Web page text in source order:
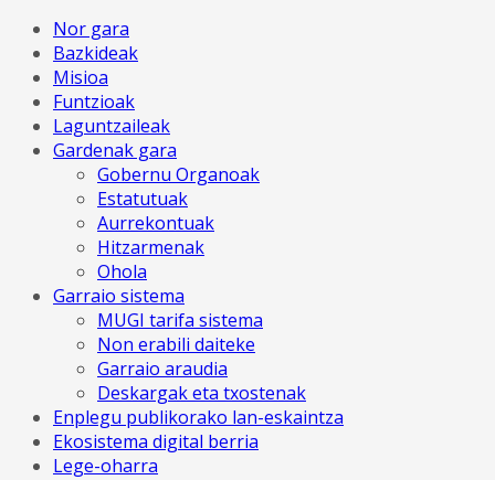
Nor gara
Bazkideak
Misioa
Funtzioak
Laguntzaileak
Gardenak gara
Gobernu Organoak
Estatutuak
Aurrekontuak
Hitzarmenak
Ohola
Garraio sistema
MUGI tarifa sistema
Non erabili daiteke
Garraio araudia
Deskargak eta txostenak
Enplegu publikorako lan-eskaintza
Ekosistema digital berria
Lege-oharra